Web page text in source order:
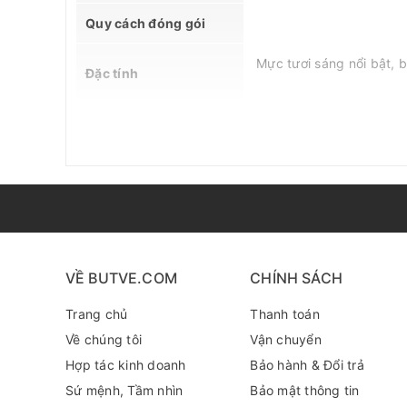
Quy cách đóng gói
Đặc tính
Mực tươi sáng nổi bật,
THÔNG TIN SẢN PHẨM: SAKURA IDENTI
Bút lông dầu 2 ngòi Sakura Identi Pen 0.4mm /
cùng thiết kế ngòi bền bỉ, đây là giải pháp đánh
VỀ BUTVE.COM
Trang chủ
Về chúng tôi
Hợp tác kinh doanh
Sứ mệnh, Tầm nhìn
CHÍNH SÁCH
Thanh toán
Vận chuyển
Bảo hành & Đổi trả
Bảo mật thông tin